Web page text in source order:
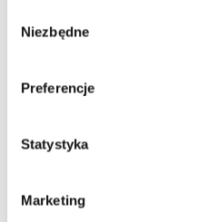
zgody
Niezbędne
Preferencje
Statystyka
Marketing
Chcesz jeść zdrowo przez cały
Najpierw sprawdź, jakie dania
U nas możesz samodzielnie
gotowe diety od Maczfit, czyli
klientów z określonymi